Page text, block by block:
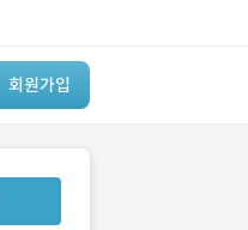
회원가입